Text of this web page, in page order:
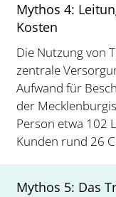
Mythos 4:
Kosten
Die Nutzung von
zentrale
Aufwand für
der
Person etwa 102
Kunden rund 26
Mythos 5: Das